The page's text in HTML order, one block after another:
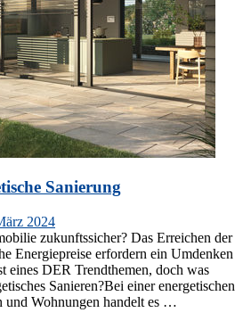
Sanierung
2024
zukunftssicher? Das Erreichen der
Energiepreise erfordern ein Umdenken
eines DER Trendthemen, doch was
Sanieren?Bei einer energetischen
und Wohnungen handelt es …